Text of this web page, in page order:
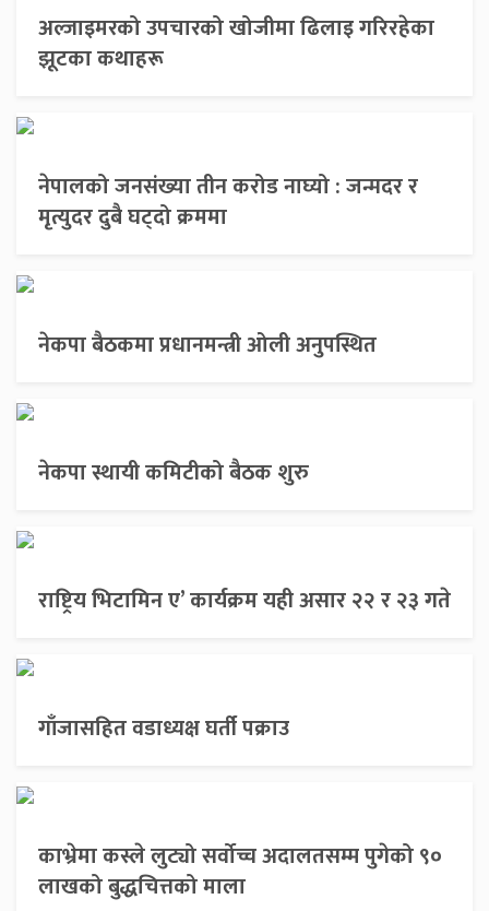
अल्जाइमरको उपचारको खोजीमा ढिलाइ गरिरहेका
झूटका कथाहरू
नेपालको जनसंख्या तीन करोड नाघ्यो : जन्मदर र
मृत्युदर दुबै घट्दो क्रममा
नेकपा बैठकमा प्रधानमन्त्री ओली अनुपस्थित
नेकपा स्थायी कमिटीको बैठक शुरु
राष्ट्रिय भिटामिन ए’ कार्यक्रम यही असार २२ र २३ गते
गाँजासहित वडाध्यक्ष घर्ती पक्राउ
काभ्रेमा कस्ले लुट्यो सर्वोच्च अदालतसम्म पुगेको ९०
लाखको बुद्धचित्तको माला